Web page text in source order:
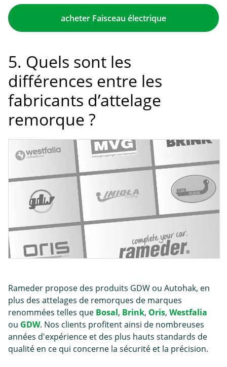
acheter Faisceau électrique
5. Quels sont les
différences entre les
fabricants d’attelage
remorque ?
Rameder propose des produits GDW ou Autohak, en
plus des attelages de remorques de marques
renommées telles que Bosal, Brink, Oris, Westfalia
ou GDW. Nos clients profitent ainsi de nombreuses
années d'expérience et des plus hauts standards de
qualité en ce qui concerne la sécurité et la précision.